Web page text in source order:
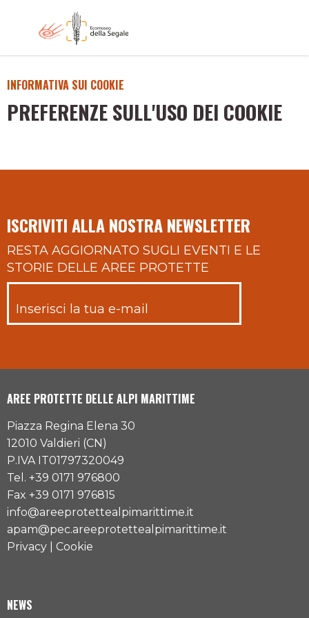
INFORMATIVA SUI COOKIE
PREFERENZE SULL'USO DEI COOKIE
ISCRIVITI ALLA NOSTRA NEWSLETTER
RESTA AGGIORNATO SUGLI EVENTI E LE
STORIE DELLE AREE PROTETTE
AREE PROTETTE DELLE ALPI MARITTIME
Piazza Regina Elena 30
12010 Valdieri (CN)
P.IVA IT01797320049
Tel. +39 0171 976800
Fax +39 0171 976815
info@areeprotettealpimarittime.it
apam@pec.areeprotettealpimarittime.it
Privacy
Cookie
NEWS